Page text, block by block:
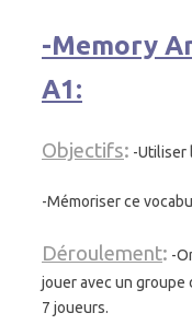
-Memory
A1:
Objectifs: -Utiliser
-Mémoriser ce
Déroulement: -
jouer avec un groupe
7 joueurs.